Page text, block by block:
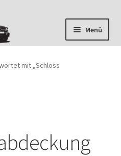
Menü
mit „Schloss